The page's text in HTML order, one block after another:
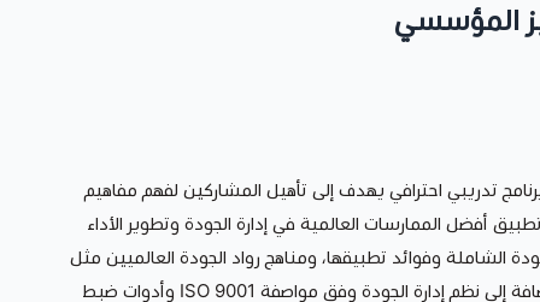
المؤسسي
تدريبي احترافي يهدف إلى تأهيل المشاركين لفهم مفاهيم
أفضل الممارسات العالمية في إدارة الجودة وتطوير الأداء
الشاملة وفوائد تطبيقها، ومناهج رواد الجودة العالميين مثل
إدوارد ديمنغ وجوران وكروسبي، بالإضافة إلى نظم إدارة الجودة وفق مواصفة ISO 9001 وأدوات ضبط